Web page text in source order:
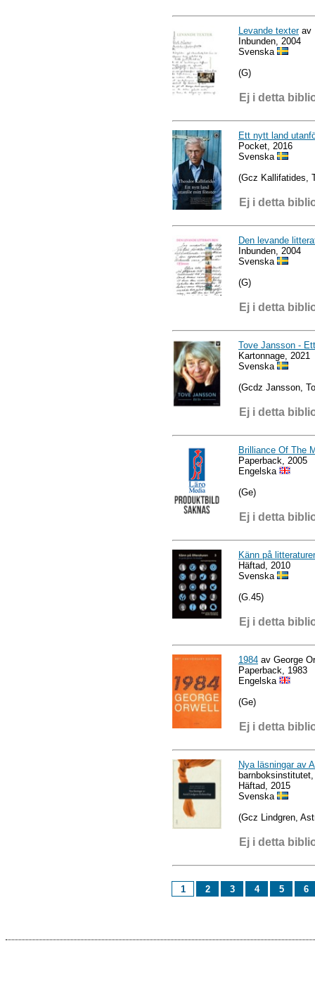
Levande texterav
Inbunden, 2004
Svenska
(G)
Ej i detta
Ett nytt land
Pocket, 2016
Svenska
(Gcz Kallifatides,
Ej i detta
Den levande
Inbunden, 2004
Svenska
(G)
Ej i detta
Tove Jansson -
Kartonnage, 2021
Svenska
(Gcdz Jansson,
Ej i detta
Brilliance Of The
Paperback, 2005
Engelska
(Ge)
Ej i detta
Känn på
Häftad, 2010
Svenska
(G.45)
Ej i detta
1984 av George
Paperback, 1983
Engelska
(Ge)
Ej i detta
Nya läsningar av
Häftad, 2015
Svenska
(Gcz Lindgren,
Ej i detta
1 2 3 4 5 6